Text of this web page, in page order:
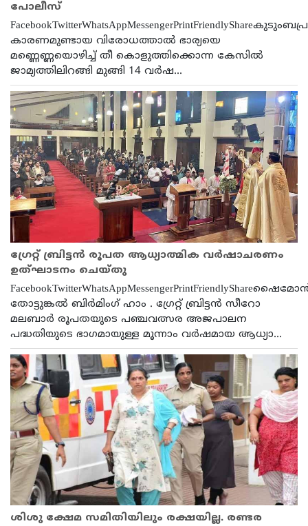
പോലീസ്
കാരണമുണ്ടായ വിരോധത്താല്‍ ഭാര്യയെ
മണ്ണെണ്ണയൊഴിച്ച്‌ തീ കൊളുത്തിക്കൊന്ന കേസില്‍
ജാമ്യത്തിലിറങ്ങി മുങ്ങി 14 വര്‍ഷ...
ഗ്രേറ്റ് ബ്രിട്ടൻ രൂപത ആധ്യാത്മിക വർഷാചരണം
ഉത്‌ഘാടനം ചെയ്തു
തോട്ടുങ്കൽ ബിർമിംഗ് ഹാം . ഗ്രേറ്റ് ബ്രിട്ടൻ സീറോ
മലബാർ രൂപതയുടെ പഞ്ചവത്സര അജപാലന
പദ്ധതിയുടെ ഭാഗമായുള്ള മൂന്നാം വർഷമായ ആധ്യാ...
ശിശു ക്ഷേമ സമിതിയിലും രക്ഷയില്ല. രണ്ടര